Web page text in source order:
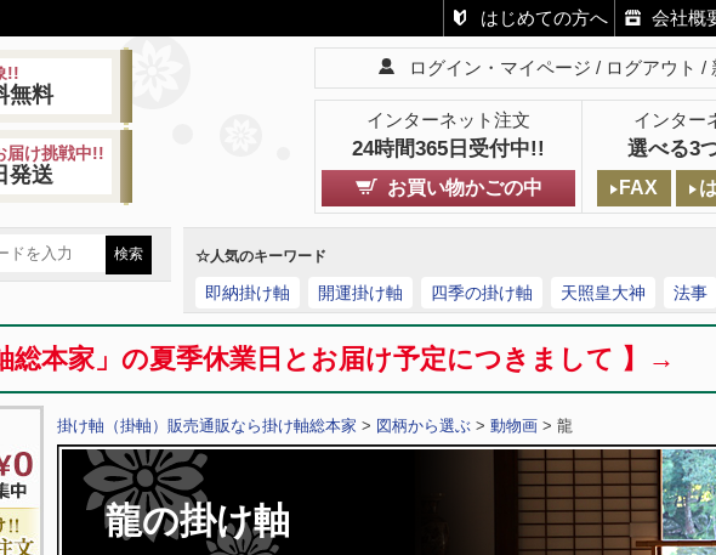
はじめての方へ 会社概
!!
無料
届け挑戦中!!
発送
ログイン・マイページ ログアウト
インターネット注文
24時間365日受付中!!
インター
選べる3
お買い物かごの中 FAX
☆人気のキーワード
即納掛け軸 開運掛け軸 四季の掛け軸 天照皇大神 法事
総本家」の夏季休業日とお届け予定につきまして 】→
掛け軸（掛軸）販売通販なら掛け軸総本家 > 図柄から選ぶ > 動物画 > 龍
龍の掛け軸